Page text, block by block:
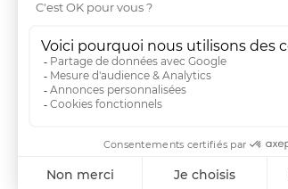
Livraisons et Retours
RGPD